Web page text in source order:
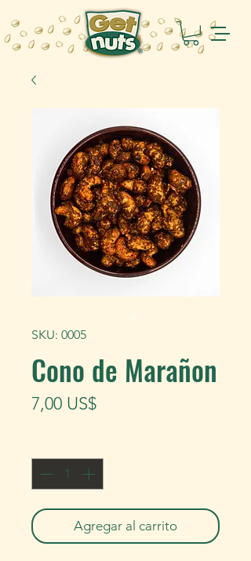
SKU: 0005
Cono de Marañon
7,00 US$Precio
Agregar al carrito